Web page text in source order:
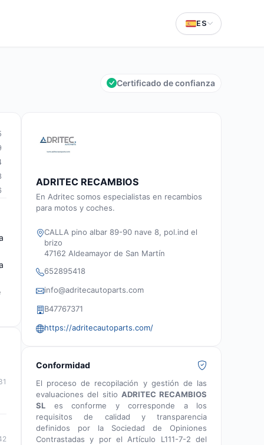
ES
Certificado de confianza
ADRITEC RECAMBIOS
En Adritec somos especialistas en recambios
para motos y coches.
CALLA pino albar 89-90 nave 8, pol.ind el
brizo
47162 Aldeamayor de San Martín
652895418
info@adritecautoparts.com
B47767371
https://adritecautoparts.com/
Conformidad
El proceso de recopilación y gestión de las
evaluaciones del sitio ADRITEC RECAMBIOS
SL es conforme y corresponde a los
requisitos de calidad y transparencia
definidos por la Sociedad de Opiniones
Contrastadas y por el Artículo L111-7-2 del